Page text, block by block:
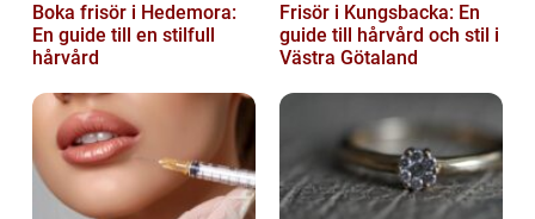
Boka frisör i Hedemora:
En guide till en stilfull
hårvård
Frisör i Kungsbacka: En
guide till hårvård och stil i
Västra Götaland